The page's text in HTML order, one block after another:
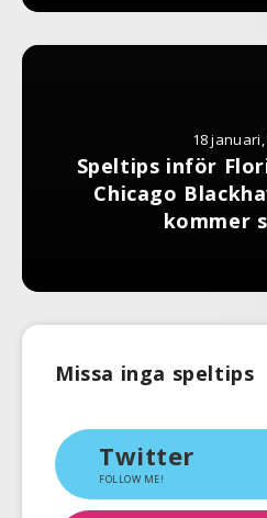
18 januari,
Speltips inför
Chicago
kommer
Missa inga speltips
Twitter
FOLLOW ME!